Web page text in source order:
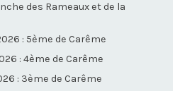
des Rameaux et de la
: 5ème de Carême
: 4ème de Carême
: 3ème de Carême